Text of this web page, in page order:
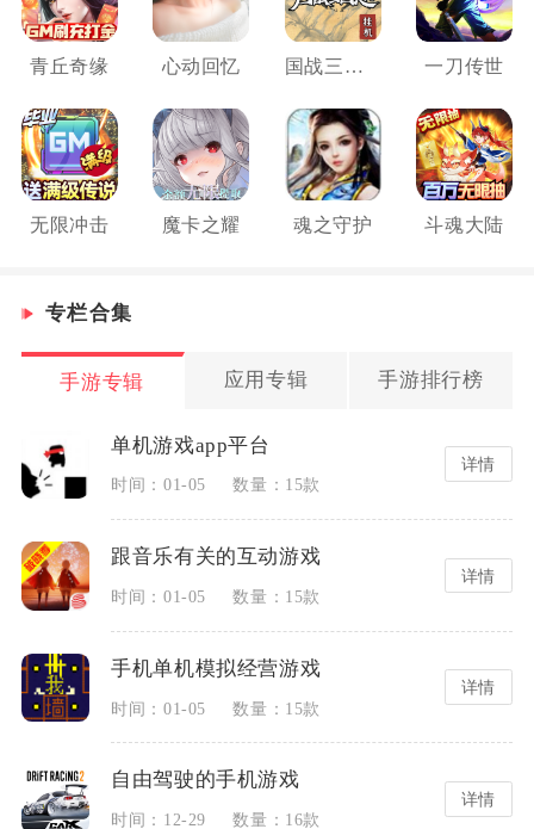
青丘奇缘 心动回忆 国战三国志 一刀传世
无限冲击 魔卡之耀 魂之守护 斗魂大陆
专栏合集
手游专辑 应用专辑 手游排行榜
单机游戏app平台
时间：01-05 数量：15款
详情
跟音乐有关的互动游戏
时间：01-05 数量：15款
详情
手机单机模拟经营游戏
时间：01-05 数量：15款
详情
自由驾驶的手机游戏
时间：12-29 数量：16款
详情